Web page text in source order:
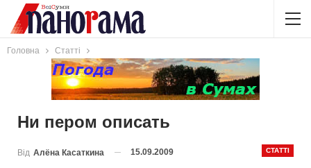
Головна Статті
Ни пером описать
СТАТТІ
Від Алёна Касаткина 15.09.2009